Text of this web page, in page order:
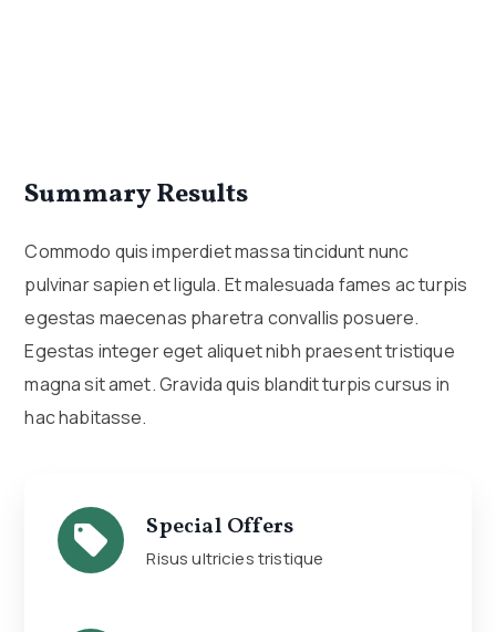
Summary Results
Commodo quis imperdiet massa tincidunt nunc
pulvinar sapien et ligula. Et malesuada fames ac turpis
egestas maecenas pharetra convallis posuere.
Egestas integer eget aliquet nibh praesent tristique
magna sit amet. Gravida quis blandit turpis cursus in
hac habitasse.
Special Offers
Risus ultricies tristique